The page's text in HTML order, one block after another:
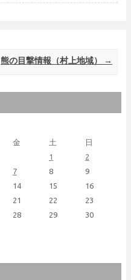
熊の目撃情報（村上地域） →
金 土 日
1
2
7 8
9
14 15
16
21 22
23
28 29
30